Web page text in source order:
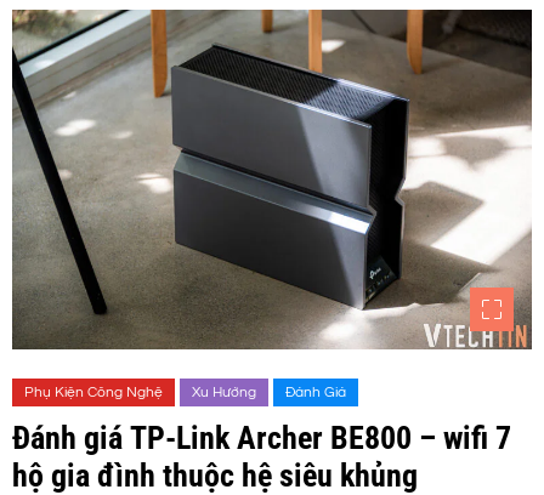
Phụ Kiện Công Nghệ Xu Hướng Đánh Giá
Đánh giá TP-Link Archer BE800 – wifi 7
hộ gia đình thuộc hệ siêu khủng